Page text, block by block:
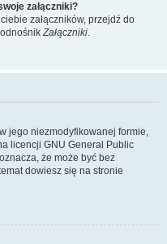
załączniki?
załączników, przejdź do
odnośnikZałączniki.
jego niezmodyfikowanej formie,
licencji GNU General Public
że może być bez
dowiesz się na stronie